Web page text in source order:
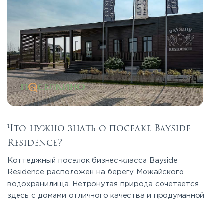
Что нужно знать о поселке Bayside
Residence?
Коттеджный поселок бизнес-класса Bayside
Residence расположен на берегу Можайского
водохранилища. Нетронутая природа сочетается
здесь с домами отличного качества и продуманной